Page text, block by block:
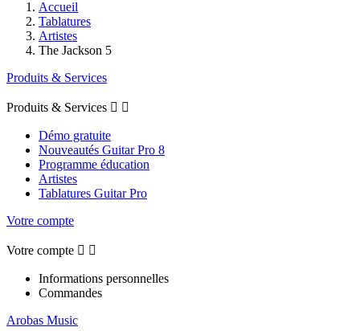
Accueil
Tablatures
Artistes
The Jackson 5
Produits & Services
Produits & Services  
Démo gratuite
Nouveautés Guitar Pro 8
Programme éducation
Artistes
Tablatures Guitar Pro
Votre compte
Votre compte  
Informations personnelles
Commandes
Arobas Music